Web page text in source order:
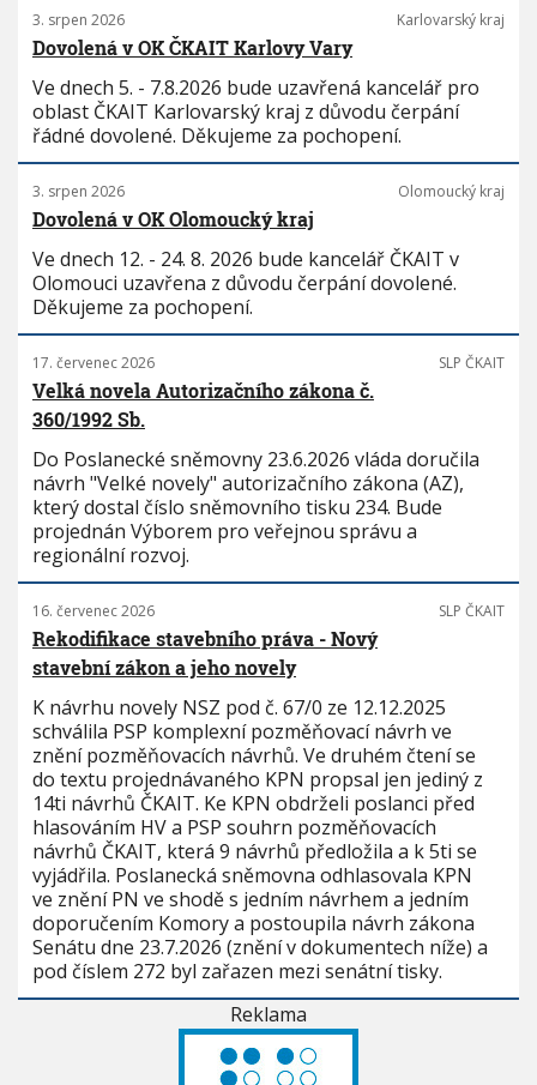
3. srpen 2026 Karlovarský kraj
Dovolená v OK ČKAIT Karlovy Vary
Ve dnech 5. - 7.8.2026 bude uzavřená kancelář pro
oblast ČKAIT Karlovarský kraj z důvodu čerpání
řádné dovolené. Děkujeme za pochopení.
3. srpen 2026 Olomoucký kraj
Dovolená v OK Olomoucký kraj
Ve dnech 12. - 24. 8. 2026 bude kancelář ČKAIT v
Olomouci uzavřena z důvodu čerpání dovolené.
Děkujeme za pochopení.
17. červenec 2026 SLP ČKAIT
Velká novela Autorizačního zákona č.
360/1992 Sb.
Do Poslanecké sněmovny 23.6.2026 vláda doručila
návrh "Velké novely" autorizačního zákona (AZ),
který dostal číslo sněmovního tisku 234. Bude
projednán Výborem pro veřejnou správu a
regionální rozvoj.
16. červenec 2026 SLP ČKAIT
Rekodifikace stavebního práva - Nový
stavební zákon a jeho novely
K návrhu novely NSZ pod č. 67/0 ze 12.12.2025
schválila PSP komplexní pozměňovací návrh ve
znění pozměňovacích návrhů. Ve druhém čtení se
do textu projednávaného KPN propsal jen jediný z
14ti návrhů ČKAIT. Ke KPN obdrželi poslanci před
hlasováním HV a PSP souhrn pozměňovacích
návrhů ČKAIT, která 9 návrhů předložila a k 5ti se
vyjádřila. Poslanecká sněmovna odhlasovala KPN
ve znění PN ve shodě s jedním návrhem a jedním
doporučením Komory a postoupila návrh zákona
Senátu dne 23.7.2026 (znění v dokumentech níže) a
pod číslem 272 byl zařazen mezi senátní tisky.
Reklama